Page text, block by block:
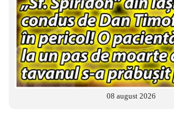
08 august 2026